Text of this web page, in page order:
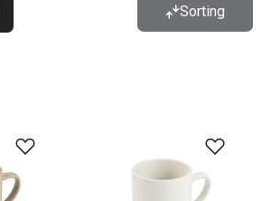
Sorting